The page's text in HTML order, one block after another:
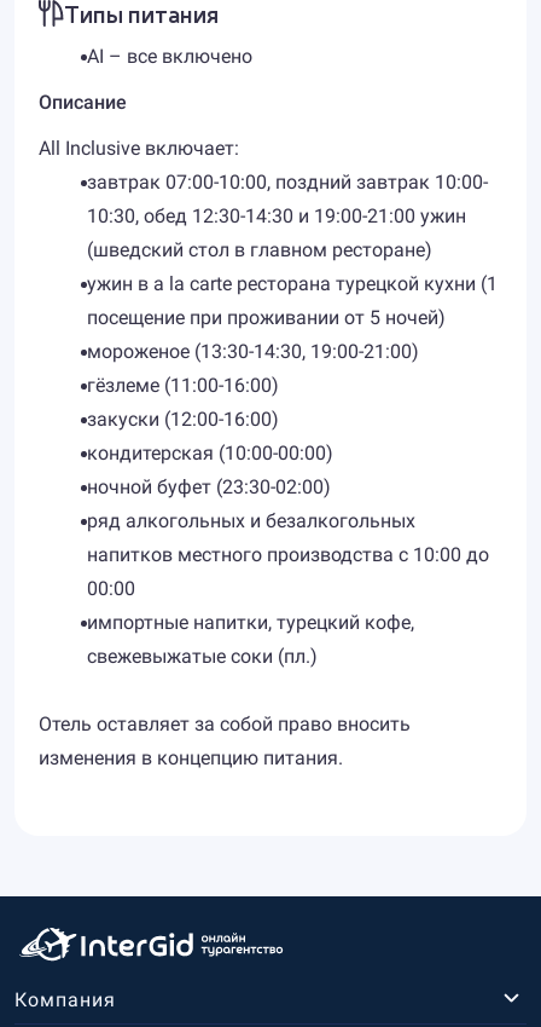
Типы питания
AI – все включено
Описание
All Inclusive включает:
завтрак 07:00-10:00, поздний завтрак 10:00-
10:30, обед 12:30-14:30 и 19:00-21:00 ужин
(шведский стол в главном ресторане)
ужин в a la carte ресторана турецкой кухни (1
посещение при проживании от 5 ночей)
мороженое (13:30-14:30, 19:00-21:00)
гёзлеме (11:00-16:00)
закуски (12:00-16:00)
кондитерская (10:00-00:00)
ночной буфет (23:30-02:00)
ряд алкогольных и безалкогольных
напитков местного производства с 10:00 до
00:00
импортные напитки, турецкий кофе,
свежевыжатые соки (пл.)
Отель оставляет за собой право вносить
изменения в концепцию питания.
Компания